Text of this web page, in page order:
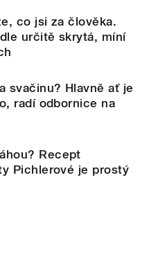
co jsi za člověka.
určitě skrytá, míní
svačinu? Hlavně ať je
radí odbornice na
Recept
Pichlerové je prostý